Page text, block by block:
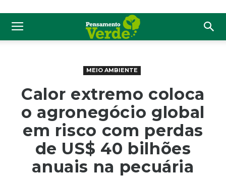
MEIO AMBIENTE
Calor extremo coloca
o agronegócio global
em risco com perdas
de US$ 40 bilhões
anuais na pecuária